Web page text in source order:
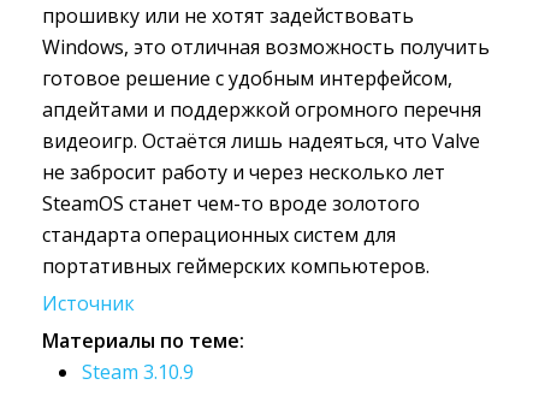
прошивку или не хотят задействовать
Windows, это отличная возможность получить
готовое решение с удобным интерфейсом,
апдейтами и поддержкой огромного перечня
видеоигр. Остаётся лишь надеяться, что Valve
не забросит работу и через несколько лет
SteamOS станет чем-то вроде золотого
стандарта операционных систем для
портативных геймерских компьютеров.
Источник
Материалы по теме:
Steam 3.10.9